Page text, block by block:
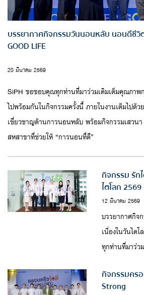
บรรยากาศกิจกรรมวันนอนหลับ นอนดีชีวิต
GOOD LIFE
20 มีนาคม 2569
SiPH ขอขอบคุณทุกท่านที่มาร่วมเติมเต็มคุณภาพ
ไปพร้อมกันในกิจกรรมครั้งนี้ ภายในงานเต็มไปด้
เชี่ยวชาญด้านการนอนหลับ พร้อมกิจกรรมเสวน
สหสาขาที่ช่วยให้ “การนอนที่ดี”
กิจกรรม รัก
ไตโลก 2569
12 มีนาคม 2569
บรรยากาศกิจ
เนื่องในวันไต
ทุกท่านที่มาร่ว
กิจกรรมคร
Strong